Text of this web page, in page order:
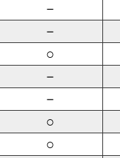
－
－
○
－
－
○
○